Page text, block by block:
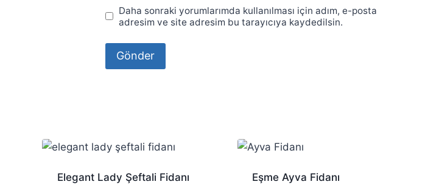
Daha sonraki yorumlarımda kullanılması için adım, e-posta
adresim ve site adresim bu tarayıcıya kaydedilsin.
Elegant Lady Şeftali Fidanı Eşme Ayva Fidanı